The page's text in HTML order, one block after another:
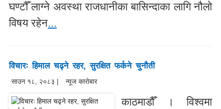
घण्टौँ लाग्ने अवस्था राजधानीका बासिन्दाका लागि नौलो
विषय रहेन...
विचारः हिमाल चढ्ने रहर, सुरक्षित फर्कने चुनौती
साउन १८, २०८३ | न्यूज काराेबार
काठमाडौँ । विश्वमा